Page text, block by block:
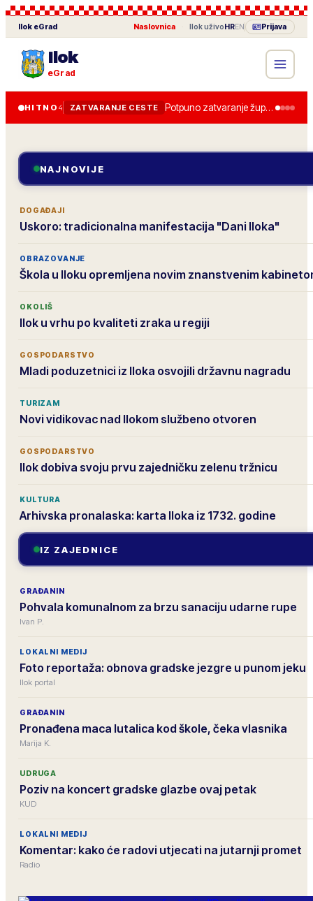
Ilok eGrad Naslovnica IlokuživoHREN Prijava
Ilok
eGrad
HITNO 4 ZATVARANJE CESTE Potpuno zatvaranje županijske ceste od 28. lipnja, obilazak je uređen.
NAJNOVIJE
DOGAĐAJI
Uskoro: tradicionalna manifestacija "Dani Iloka"
OBRAZOVANJE
Škola u Iloku opremljena novim znanstvenim
OKOLIŠ
Ilok u vrhu po kvaliteti zraka u regiji
GOSPODARSTVO
Mladi poduzetnici iz Iloka osvojili državnu nagradu
TURIZAM
Novi vidikovac nad Ilokom službeno otvoren
GOSPODARSTVO
Ilok dobiva svoju prvu zajedničku zelenu tržnicu
KULTURA
Arhivska pronalaska: karta Iloka iz 1732. godine
IZ ZAJEDNICE
GRAĐANIN
Pohvala komunalnom za brzu sanaciju udarne rupe
Ivan P.
LOKALNI MEDIJ
Foto reportaža: obnova gradske jezgre u punom jeku
Ilok portal
GRAĐANIN
Pronađena maca lutalica kod škole, čeka vlasnika
Marija K.
UDRUGA
Poziv na koncert gradske glazbe ovaj petak
KUD
LOKALNI MEDIJ
Komentar: kako će radovi utjecati na jutarnji promet
Radio